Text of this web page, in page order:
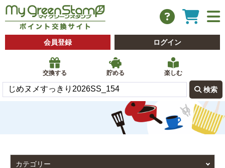
会員登録 ログイン
交換する 貯める 楽しむ
 検索